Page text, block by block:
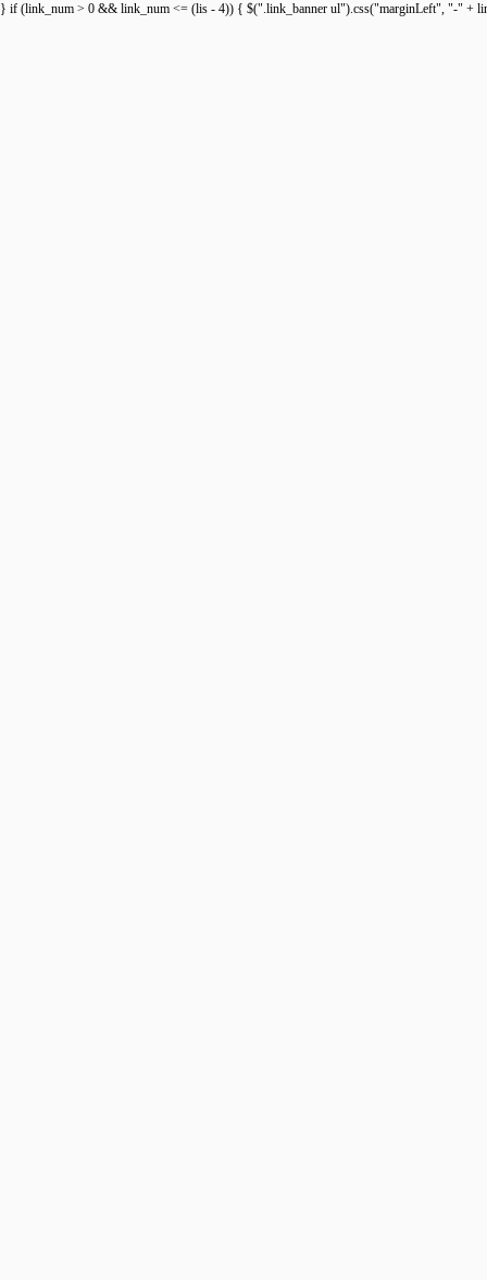
} if (link_num > 0 && link_num <= (lis - 4)) { $(".link_banner ul").css("marginLeft", "-"